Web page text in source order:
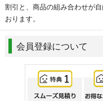
割引と、商品の組み合わせが
おります。
会員登録について